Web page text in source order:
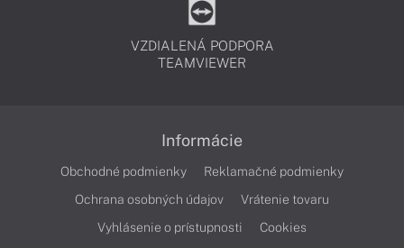
VZDIALENÁ PODPORA
TEAMVIEWER
Informácie
Obchodné podmienky
Reklamačné podmienky
Ochrana osobných údajov
Vrátenie tovaru
Vyhlásenie o prístupnosti
Cookies